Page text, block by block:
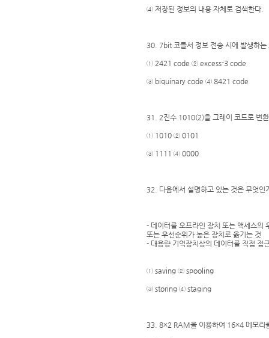
④ 저장된 정보의 내용 자체로 검색한다.
30. 7bit 코들서 정보 전송 시에 발생하는
① 2421 code ② excess-3 code
③ biquinary code ④ 8421 code
31. 2진수 1010(2)을 그레이 코드로 변
① 1010 ② 0101
③ 1111 ④ 0000
32. 다음에서 설명하고 있는 것은 무엇인
- 데이터를 오프라인 장치 또는 액세스의
또는 우선순위가 높은 장치로 옮기는 것
- 대용량 기억장치상의 데이터를 직접 접
① saving ② spooling
③ storing ④ staging
33. 8×2 RAM을 이용하여 16×4 메모리